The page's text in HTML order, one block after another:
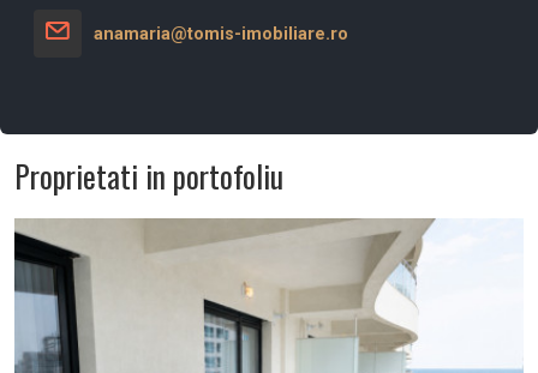
anamaria@tomis-imobiliare.ro
Proprietati in portofoliu